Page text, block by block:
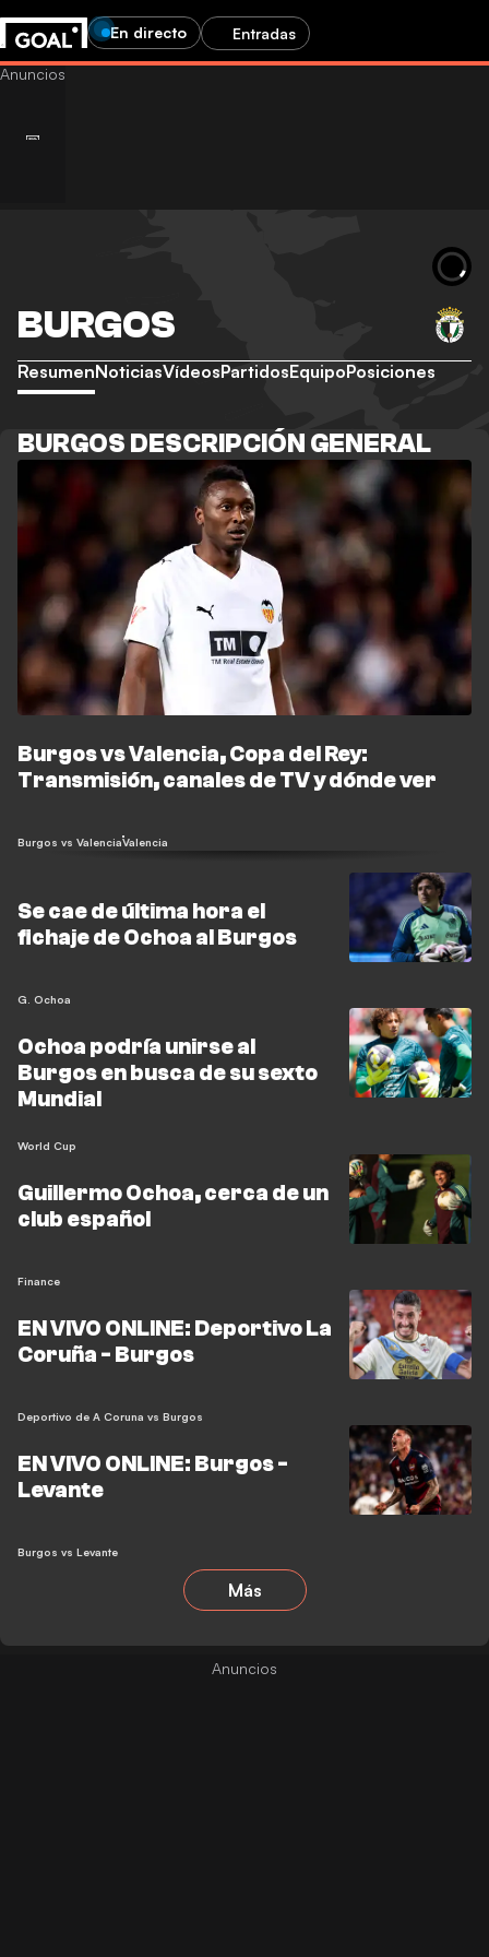
En directo Entradas
BURGOS
ResumenNoticiasVídeosPartidosEquipoPosiciones
BURGOS DESCRIPCIÓN GENERAL
Burgos vs Valencia, Copa del Rey:
Transmisión, canales de TV y dónde ver
Burgos vs ValenciaValencia
Se cae de última hora el
fichaje de Ochoa al Burgos
G. Ochoa
Ochoa podría unirse al
Burgos en busca de su sexto
Mundial
World Cup
Guillermo Ochoa, cerca de un
club español
Finance
EN VIVO ONLINE: Deportivo La
Coruña - Burgos
Deportivo de A Coruna vs Burgos
EN VIVO ONLINE: Burgos -
Levante
Burgos vs Levante
Más